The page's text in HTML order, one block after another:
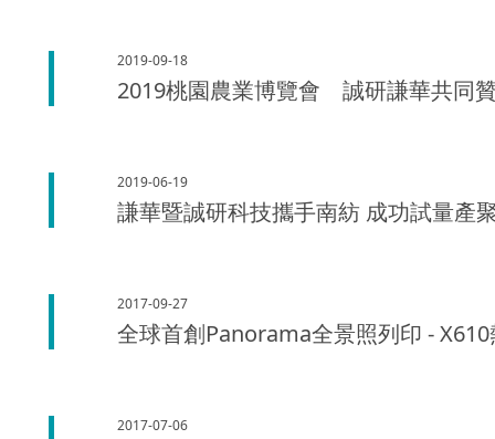
2019-09-18
2019桃園農業博覽會 誠研謙華共同
2019-06-19
謙華暨誠研科技攜手南紡 成功試量產
2017-09-27
全球首創Panorama全景照列印 -
2017-07-06